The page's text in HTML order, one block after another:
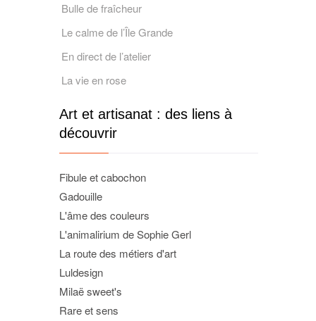
Bulle de fraîcheur
Le calme de l’Île Grande
En direct de l’atelier
La vie en rose
Art et artisanat : des liens à
découvrir
Fibule et cabochon
Gadouille
L'âme des couleurs
L'animalirium de Sophie Gerl
La route des métiers d'art
Luldesign
Milaë sweet's
Rare et sens